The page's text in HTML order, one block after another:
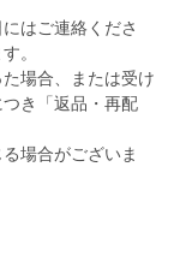
はご連絡くださ
。
場合、または受け
き「返品・再配
場合がございま